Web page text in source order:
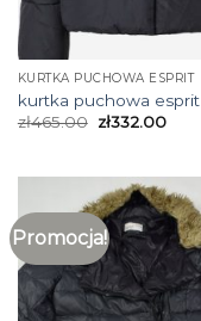
KURTKA PUCHOWA ESPRIT
kurtka puchowa esprit
zł465.00 zł332.00
Promocja!